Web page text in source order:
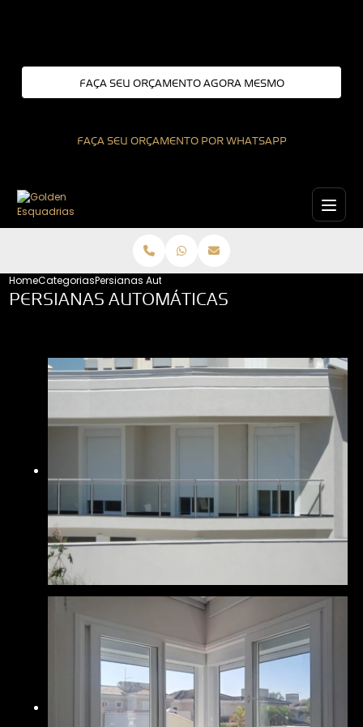
FAÇA SEU ORÇAMENTO AGORA MESMO
FAÇA SEU ORÇAMENTO POR WHATSAPP
HomeCategoriasPersianas Automáticas
PERSIANAS AUTOMÁTICAS